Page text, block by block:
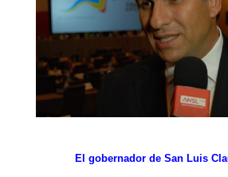
El gobernador de San Luis